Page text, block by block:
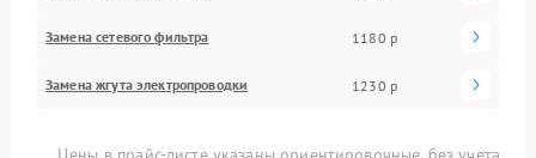
Замена сетевого фильтра 1180 р
Замена жгута электропроводки 1230 р